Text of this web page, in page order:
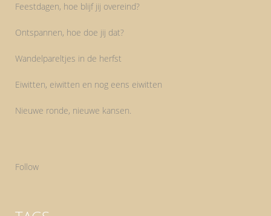
Feestdagen, hoe blijf jij overeind?
Ontspannen, hoe doe jij dat?
Wandelpareltjes in de herfst
Eiwitten, eiwitten en nog eens eiwitten
Nieuwe ronde, nieuwe kansen.
Follow